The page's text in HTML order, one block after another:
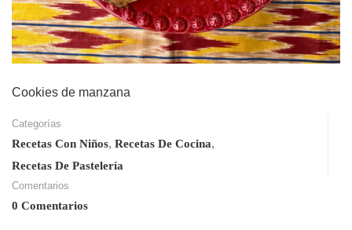
Cookies de manzana
Categorías
Recetas Con Niños, Recetas De Cocina,
Recetas De Pastelería
Comentarios
0 Comentarios